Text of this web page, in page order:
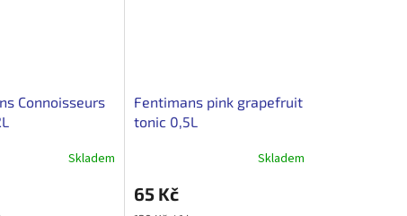
Connoisseurs
Skladem
Fentimans pink grapefruit
tonic 0,5L
Skladem
65 Kč